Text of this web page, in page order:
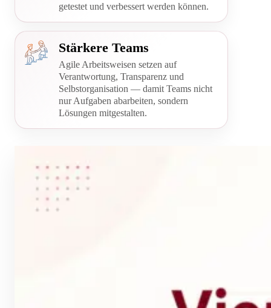
getestet und verbessert werden können.
Stärkere Teams
Agile Arbeitsweisen setzen auf
Verantwortung, Transparenz und
Selbstorganisation — damit Teams nicht
nur Aufgaben abarbeiten, sondern
Lösungen mitgestalten.